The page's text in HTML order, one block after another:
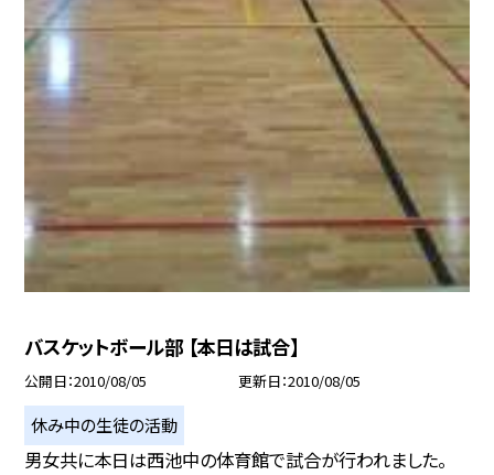
バスケットボール部 【本日は試合】
公開日 2010/08/05 更新日 2010/08/05
休み中の生徒の活動
男女共に本日は西池中の体育館で試合が行われました。